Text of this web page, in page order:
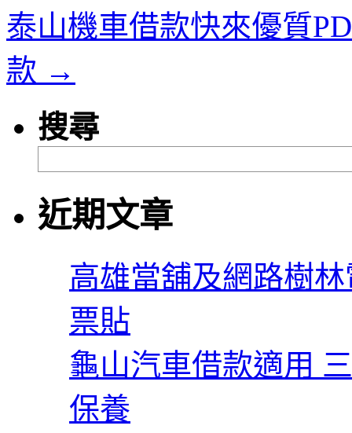
泰山機車借款快來優質
款 →
搜尋
近期文章
高雄當舖及網路樹
票貼
龜山汽車借款適用
保養